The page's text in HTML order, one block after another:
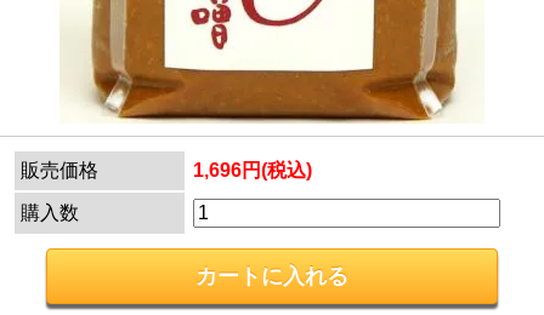
販売価格 1,696円(税込)
購入数